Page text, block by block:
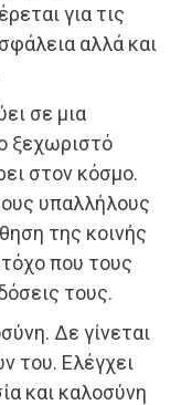
για τις
αλλά και
σε μια
ξεχωριστό
στον κόσμο.
υπαλλήλους
της κοινής
που τους
τους.
Δε γίνεται
του. Ελέγχει
και καλοσύνη